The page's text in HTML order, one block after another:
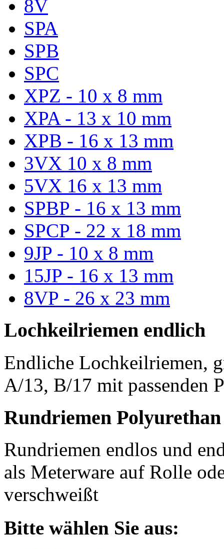
8V
SPA
SPB
SPC
XPZ - 10 x 8 mm
XPA - 13 x 10 mm
XPB - 16 x 13 mm
3VX 10 x 8 mm
5VX 16 x 13 mm
SPBP - 16 x 13 mm
SPCP - 22 x 18 mm
9JP - 10 x 8 mm
15JP - 16 x 13 mm
8VP - 26 x 23 mm
Lochkeilriemen endlich
Endliche Lochkeilriemen,
A/13, B/17 mit passenden
Rundriemen Polyurethan
Rundriemen endlos und
als Meterware auf Rolle
verschweißt
Bitte wählen Sie aus: